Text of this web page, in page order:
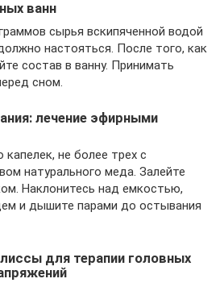
ванн
сырья вскипяченной водой
настояться. После того, как
состав в ванну. Принимать
сном.
лечение эфирными
не более трех с
натурального меда. Залейте
Наклонитесь над емкостью,
и дышите парами до остывания
для терапии головных